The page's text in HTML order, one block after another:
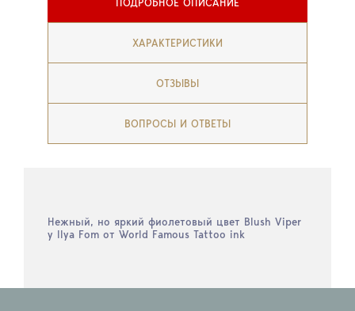
ХАРАКТЕРИСТИКИ
ОТЗЫВЫ
ВОПРОСЫ И ОТВЕТЫ
Нежный, но яркий фиолетовый цвет Blush Viper
у Ilya Fom от World Famous Tattoo ink